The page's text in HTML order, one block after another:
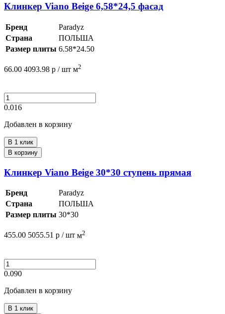
Клинкер Viano Beige 6,58*24,5 фасад
Бренд
Paradyz
Страна
ПОЛЬША
Размер плиты 6.58*24.50
66.00 4093.98 р / шт м2
0.016
Добавлен в корзину
В 1 клик
В корзину
Клинкер Viano Beige 30*30 ступень прямая
Бренд
Paradyz
Страна
ПОЛЬША
Размер плиты 30*30
455.00 5055.51 р / шт м2
0.090
Добавлен в корзину
В 1 клик